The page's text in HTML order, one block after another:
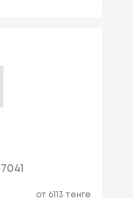
от 6113 тенге